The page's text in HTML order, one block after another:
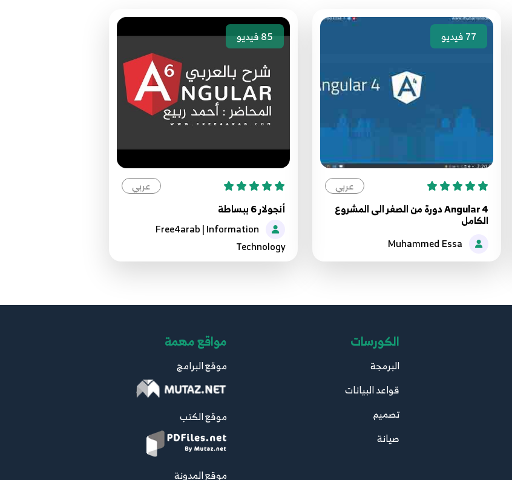
77فيديو
عربي
Angular 4 دورة من الصفر الى المشروع
الكامل
85فيديو
عربي
أنجولار 6 ببساطة
Free4arab | Information
Technology
الكورسات
البرمجة
قواعد البيانات
تصميم
صيانة
مواقع مهمة
موقع البرامج
موقع الكتب
موقع المدونة